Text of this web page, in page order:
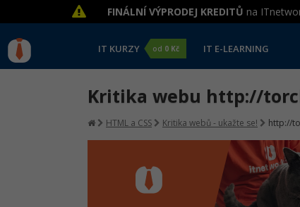
FINÁLNÍ VÝPRODEJ KREDITŮ na
IT KURZY od 0 Kč IT E-LEARNING
Kritika webu http://
HTML a CSS Kritika webů - ukažte se! http://